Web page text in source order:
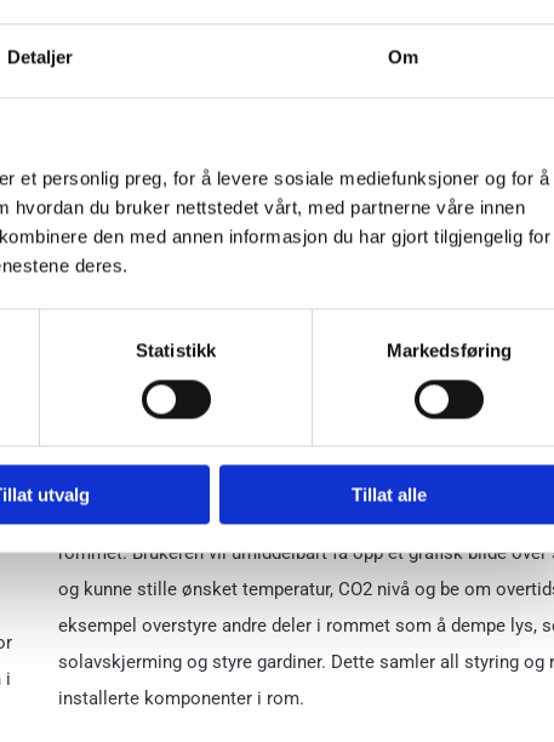
Detaljer Om
et personlig preg, for å levere sosiale mediefunksjoner og for å
du bruker nettstedet vårt, med partnerne våre innen
den med annen informasjon du har gjort tilgjengelig for
deres.
Statistikk Markedsføring
utvalg Tillat alle
å
i
antall komponenter og vi får samlet alt av styring inn under
styrer resten av bygget. Ved slik prosjektering så fjerner vi
grensesnittet som tradisjonelt finnes mellom rør-, vent- og
Våre systemer er enkelt utbyggbare og passer egner seg
som rehabilitering.
Teknisk driftspersonell kan enkelt og oversiktlig se samtlige
plantegninger, stille på settpunkter og ta opp historiske
for respektive rom. Systemene vise like enkelt på
QR styring av romklimatisering. Vi gir våre kunder
overstyre temperaturer, CO2 og ventilasjon via å skanne en
individuelt rom. Det vil si at vi sparer kunden for å kable til
selve termostaten i sin helhet. Det eneste som trengs er å
rommet. Brukeren vil umiddelbart få opp et grafisk bilde
og kunne stille ønsket temperatur, CO2 nivå og be om
eksempel overstyre andre deler i rommet som å dempe lys,
solavskjerming og styre gardiner. Dette samler all styring og
installerte komponenter i rom.